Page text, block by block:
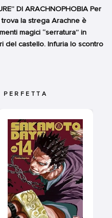
DI ARACHNOPHOBIA Per
la strega Arachne è
magici “serratura” in
del castello. Infuria lo scontro